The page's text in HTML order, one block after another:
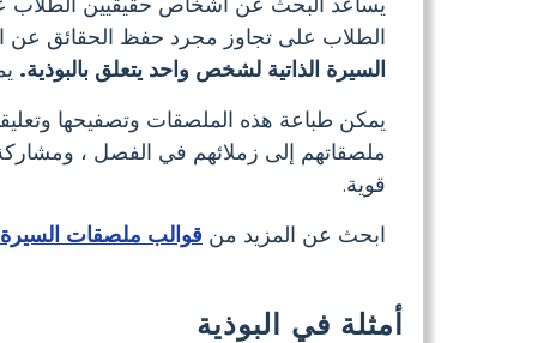
الطلاب على تجاوز مجرد حفظ الحقائق عن
السيرة الذاتية لشخص واحد يتعلق بالبوذية.
يمكن طباعة هذه الملصقات وتصفيحها
ملصقاتهم إلى زملائهم في الفصل ،
قوية.
ابحث عن المزيد من قوالب ملصقات السيرة
أمثلة في البوذية